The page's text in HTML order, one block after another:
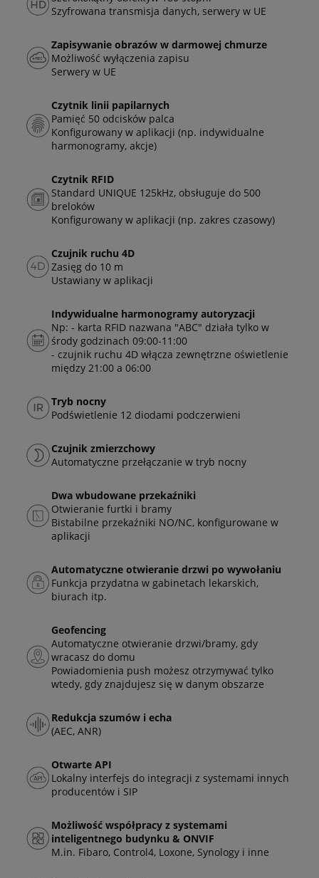
Szyfrowana transmisja danych, serwery w UE
Zapisywanie obrazów w darmowej chmurze
Możliwość wyłączenia zapisu
Serwery w UE
Czytnik linii papilarnych
Pamięć 50 odcisków palca
Konfigurowany w aplikacji (np. indywidualne
harmonogramy, akcje)
Czytnik RFID
Standard UNIQUE 125kHz, obsługuje do 500
breloków
Konfigurowany w aplikacji (np. zakres czasowy)
Czujnik ruchu 4D
Zasięg do 10 m
Ustawiany w aplikacji
Indywidualne harmonogramy autoryzacji
Np: - karta RFID nazwana "ABC" działa tylko w
środy godzinach 09:00-11:00
- czujnik ruchu 4D włącza zewnętrzne oświetlenie
między 21:00 a 06:00
Tryb nocny
Podświetlenie 12 diodami podczerwieni
Czujnik zmierzchowy
Automatyczne przełączanie w tryb nocny
Dwa wbudowane przekaźniki
Otwieranie furtki i bramy
Bistabilne przekaźniki NO/NC, konfigurowane w
aplikacji
Automatyczne otwieranie drzwi po wywołaniu
Funkcja przydatna w gabinetach lekarskich,
biurach itp.
Geofencing
Automatyczne otwieranie drzwi/bramy, gdy
wracasz do domu
Powiadomienia push możesz otrzymywać tylko
wtedy, gdy znajdujesz się w danym obszarze
Redukcja szumów i echa
(AEC, ANR)
Otwarte API
Lokalny interfejs do integracji z systemami innych
producentów i SIP
Możliwość współpracy z systemami
inteligentnego budynku & ONVIF
M.in. Fibaro, Control4, Loxone, Synology i inne